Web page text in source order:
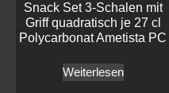
Snack Set 3-Schalen mit
Griff quadratisch je 27 cl
Polycarbonat Ametista PC
Weiterlesen